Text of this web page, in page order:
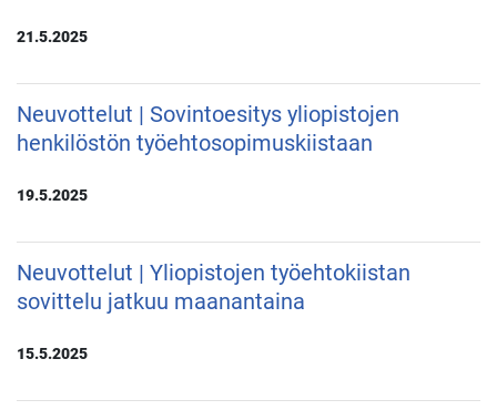
21.5.2025
Neuvottelut | Sovintoesitys yliopistojen
henkilöstön työehtosopimuskiistaan
19.5.2025
Neuvottelut | Yliopistojen työehtokiistan
sovittelu jatkuu maanantaina
15.5.2025